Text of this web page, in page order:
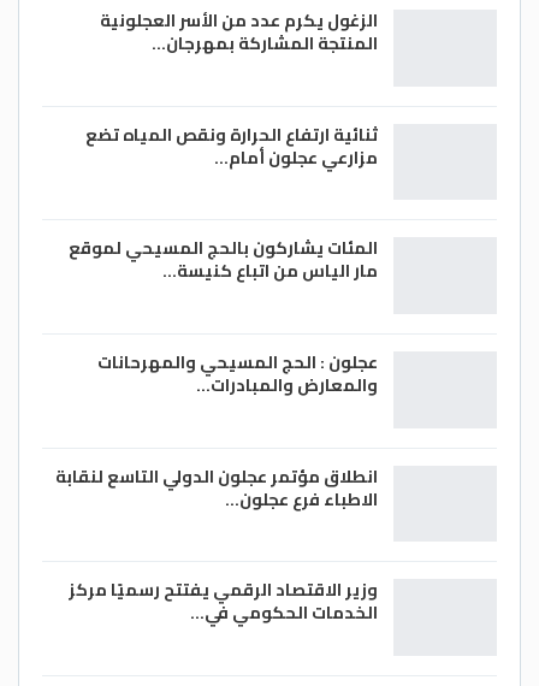
وقال خبراء المنظمة في مجال اللقاحات في
وقت سابق إنه لا بد من إجراء دراسات متخصصة
هذه الظواهر نادرة جداً رغم كونها مقلقة، علما
أن أكثر من 200 مليون شخص تلقوا لقاح
الزغول يكرم عدد من الأسر العجلونية
المنتجة المشاركة بمهرجان…
ثنائية ارتفاع الحرارة ونقص المياه تضع
مزارعي عجلون أمام…
المئات يشاركون بالحج المسيحي لموقع
مار الياس من اتباع كنيسة…
عجلون : الحج المسيحي والمهرحانات
والمعارض والمبادرات…
انطلاق مؤتمر عجلون الدولي التاسع لنقابة
الاطباء فرع عجلون…
وزير الاقتصاد الرقمي يفتتح رسميًا مركز
الخدمات الحكومي في…